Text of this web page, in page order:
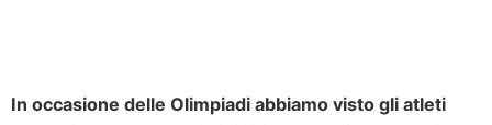
In occasione delle Olimpiadi abbiamo visto gli atleti